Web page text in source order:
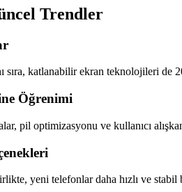
Trendler
sıra, katlanabilir ekran teknolojileri
Öğrenimi
pil optimizasyonu ve kullanıcı
yeni telefonlar daha hızlı ve